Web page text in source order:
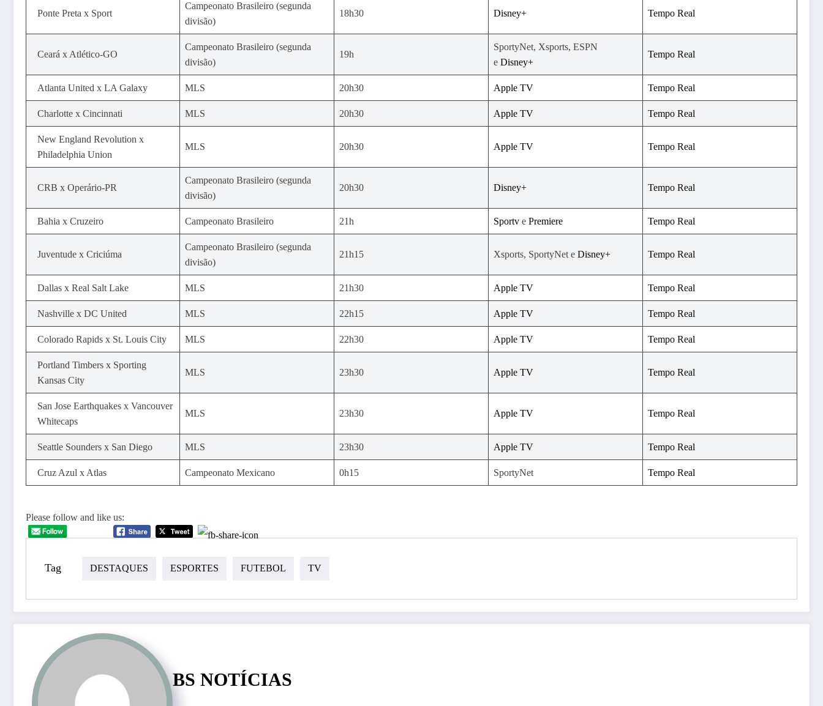
Ponte Preta x Sport
Campeonato Brasileiro (segunda
divisão)
18h30 Disney+ Tempo Real
Ceará x Atlético-GO
Campeonato Brasileiro (segunda
divisão)
19h
SportyNet, Xsports, ESPN
e Disney+
Tempo Real
Atlanta United x LA Galaxy MLS 20h30 Apple TV Tempo Real
Charlotte x Cincinnati MLS 20h30 Apple TV Tempo Real
New England Revolution x
Philadelphia Union
MLS 20h30 Apple TV Tempo Real
CRB x Operário-PR
Campeonato Brasileiro (segunda
divisão)
20h30 Disney+ Tempo Real
Bahia x Cruzeiro Campeonato Brasileiro 21h Sportv e Premiere Tempo Real
Juventude x Criciúma
Campeonato Brasileiro (segunda
divisão)
21h15 Xsports, SportyNet e Disney+ Tempo Real
Dallas x Real Salt Lake MLS 21h30 Apple TV Tempo Real
Nashville x DC United MLS 22h15 Apple TV Tempo Real
Colorado Rapids x St. Louis City MLS 22h30 Apple TV Tempo Real
Portland Timbers x Sporting
Kansas City
MLS 23h30 Apple TV Tempo Real
San Jose Earthquakes x Vancouver
Whitecaps
MLS 23h30 Apple TV Tempo Real
Seattle Sounders x San Diego MLS 23h30 Apple TV Tempo Real
Cruz Azul x Atlas Campeonato Mexicano 0h15 SportyNet Tempo Real
Please follow and like us:
Tag DESTAQUES ESPORTES FUTEBOL TV
BS NOTÍCIAS